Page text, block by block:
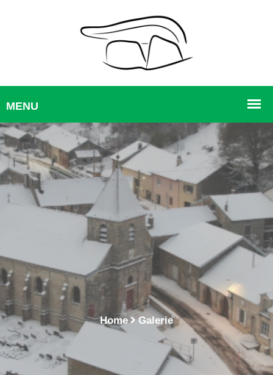
Galerie - Vitry Lès
Nogent
Home Galerie